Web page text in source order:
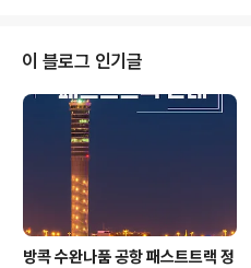
이 블로그 인기글
방콕 수완나품 공항 패스트트랙 정